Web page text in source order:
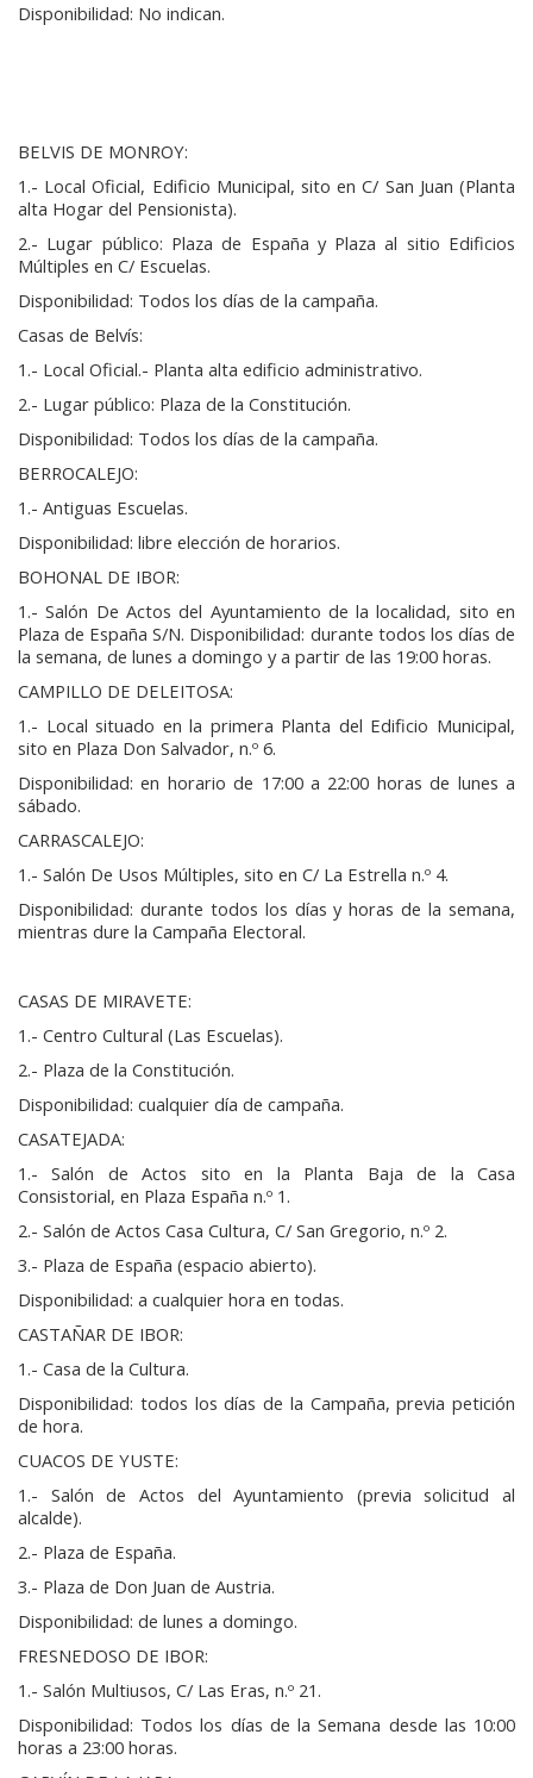
Disponibilidad: No indican.
BELVIS DE MONROY:
1.- Local Oficial, Edificio Municipal, sito en C/ San Juan (Planta
alta Hogar del Pensionista).
2.- Lugar público: Plaza de España y Plaza al sitio Edificios
Múltiples en C/ Escuelas.
Disponibilidad: Todos los días de la campaña.
Casas de Belvís:
1.- Local Oficial.- Planta alta edificio administrativo.
2.- Lugar público: Plaza de la Constitución.
Disponibilidad: Todos los días de la campaña.
BERROCALEJO:
1.- Antiguas Escuelas.
Disponibilidad: libre elección de horarios.
BOHONAL DE IBOR:
1.- Salón De Actos del Ayuntamiento de la localidad, sito en
Plaza de España S/N. Disponibilidad: durante todos los días de
la semana, de lunes a domingo y a partir de las 19:00 horas.
CAMPILLO DE DELEITOSA:
1.- Local situado en la primera Planta del Edificio Municipal,
sito en Plaza Don Salvador, n.º 6.
Disponibilidad: en horario de 17:00 a 22:00 horas de lunes a
sábado.
CARRASCALEJO:
1.- Salón De Usos Múltiples, sito en C/ La Estrella n.º 4.
Disponibilidad: durante todos los días y horas de la semana,
mientras dure la Campaña Electoral.
CASAS DE MIRAVETE:
1.- Centro Cultural (Las Escuelas).
2.- Plaza de la Constitución.
Disponibilidad: cualquier día de campaña.
CASATEJADA:
1.- Salón de Actos sito en la Planta Baja de la Casa
Consistorial, en Plaza España n.º 1.
2.- Salón de Actos Casa Cultura, C/ San Gregorio, n.º 2.
3.- Plaza de España (espacio abierto).
Disponibilidad: a cualquier hora en todas.
CASTAÑAR DE IBOR:
1.- Casa de la Cultura.
Disponibilidad: todos los días de la Campaña, previa petición
de hora.
CUACOS DE YUSTE:
1.- Salón de Actos del Ayuntamiento (previa solicitud al
alcalde).
2.- Plaza de España.
3.- Plaza de Don Juan de Austria.
Disponibilidad: de lunes a domingo.
FRESNEDOSO DE IBOR:
1.- Salón Multiusos, C/ Las Eras, n.º 21.
Disponibilidad: Todos los días de la Semana desde las 10:00
horas a 23:00 horas.